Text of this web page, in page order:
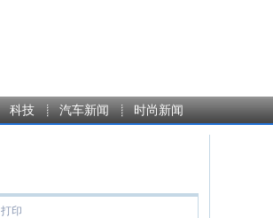
科技 汽车新闻 时尚新闻
打印